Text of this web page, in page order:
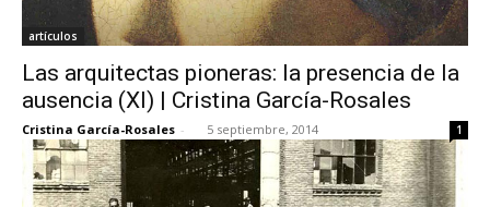
artículos
Las arquitectas pioneras: la presencia de la
ausencia (XI) | Cristina García-Rosales
Cristina García-Rosales - 5 septiembre, 2014 1